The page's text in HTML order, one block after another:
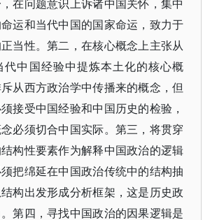
在问题意识上诉诸中国关怀，集中
运和当代中国的国家命运，致力于
当性。第二，在核心概念上主张从
代中国经验中提炼本土化的核心概
从西方政治学中传播来的概念，但
接受中国经验和中国历史的检验，
必须切合中国实际。第三，将贯穿
构性要素作为解释中国政治的逻辑
把绵延在中国政治传统中的结构抽
构出发形成分析框架，这是历史政
第四，寻找中国政治的因果逻辑是